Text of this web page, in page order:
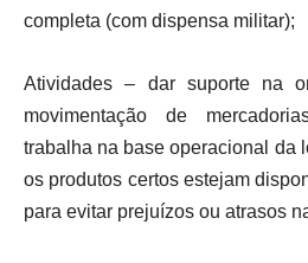
completa (com dispensa militar);
Atividades – dar suporte na
movimentação de
trabalha na base operacional da
os produtos certos estejam
para evitar prejuízos ou atrasos